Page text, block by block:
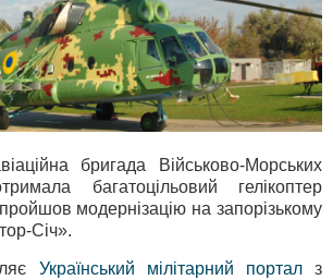
бригада Військово-Морських
багатоцільовий гелікоптер
модернізацію на запорізькому
Січ».
Український мілітарний порталз